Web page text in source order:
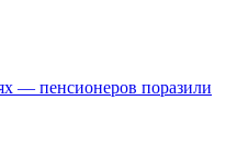
— пенсионеров поразили